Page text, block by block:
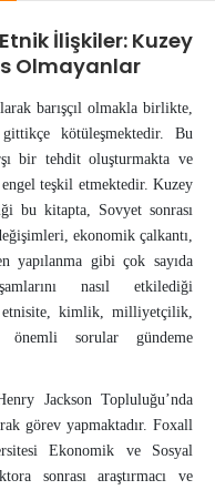
İlişkiler: Kuzey
Olmayanlar
barışçıl olmakla birlikte,
kötüleşmektedir. Bu
bir tehdit oluşturmakta ve
teşkil etmektedir. Kuzey
bu kitapta, Sovyet sonrası
ekonomik çalkantı,
yapılanma gibi çok sayıda
nasıl etkilediği
etnisite, kimlik, milliyetçilik,
önemli sorular gündeme
Jackson Topluluğu’nda
görev yapmaktadır. Foxall
Ekonomik ve Sosyal
sonrası araştırmacı ve